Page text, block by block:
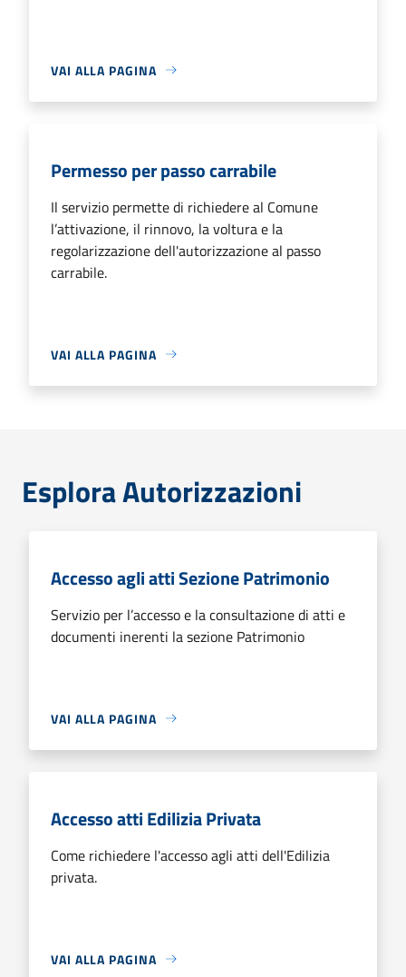
VAI ALLA PAGINA
Permesso per passo carrabile
Il servizio permette di richiedere al Comune
l’attivazione, il rinnovo, la voltura e la
regolarizzazione dell'autorizzazione al passo
carrabile.
VAI ALLA PAGINA
Esplora Autorizzazioni
Accesso agli atti Sezione Patrimonio
Servizio per l’accesso e la consultazione di atti e
documenti inerenti la sezione Patrimonio
VAI ALLA PAGINA
Accesso atti Edilizia Privata
Come richiedere l'accesso agli atti dell'Edilizia
privata.
VAI ALLA PAGINA